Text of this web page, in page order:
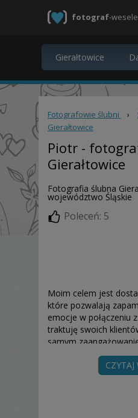
fotograf-
Fotografowie ślubni ›
Gierałtowice
Piotr -
Gierałtowice
Fotografia ślubna
województwo Śląskie
Poleceń: 5
Moim celem jest
które pozwalają
emocje w połączeniu
traktuję swoich
samym
jakbym fotografował
Pragnieniem moim
poza Państwa
CZYTAJ